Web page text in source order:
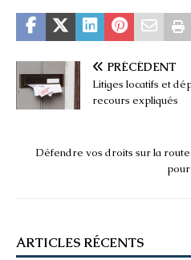
PRÉCÉDENT
Litiges locatifs et
recours expliqués
Défendre vos droits sur la
ARTICLES RÉCENTS